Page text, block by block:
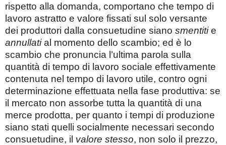
rispetto alla domanda, comportano che tempo di
lavoro astratto e valore fissati sul solo versante
dei produttori dalla consuetudine siano smentitie
annullatial momento dello scambio; ed è lo
scambio che pronuncia l’ultima parola sulla
quantità di tempo di lavoro sociale effettivamente
contenuta nel tempo di lavoro utile, contro ogni
determinazione effettuata nella fase produttiva: se
il mercato non assorbe tutta la quantità di una
merce prodotta, per quanto i tempi di produzione
siano stati quelli socialmente necessari secondo
consuetudine, il valore stesso, non solo il prezzo,